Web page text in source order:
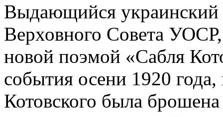
Выдающийся украинский
Верховного Совета УОСР,
новой поэмой «Сабля
события осени 1920 года,
Котовского была